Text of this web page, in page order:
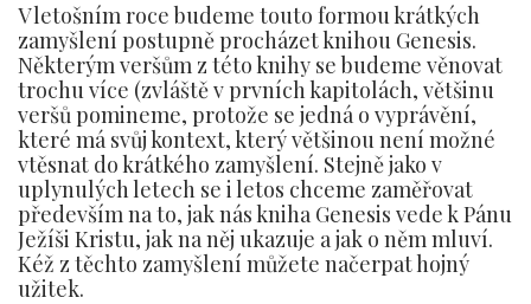
V letošním roce budeme touto formou krátkých
zamyšlení postupně procházet knihou Genesis.
Některým veršům z této knihy se budeme věnovat
trochu více (zvláště v prvních kapitolách, většinu
veršů pomineme, protože se jedná o vyprávění,
které má svůj kontext, který většinou není možné
vtěsnat do krátkého zamyšlení. Stejně jako v
uplynulých letech se i letos chceme zaměřovat
především na to, jak nás kniha Genesis vede k Pánu
Ježíši Kristu, jak na něj ukazuje a jak o něm mluví.
Kéž z těchto zamyšlení můžete načerpat hojný
užitek.